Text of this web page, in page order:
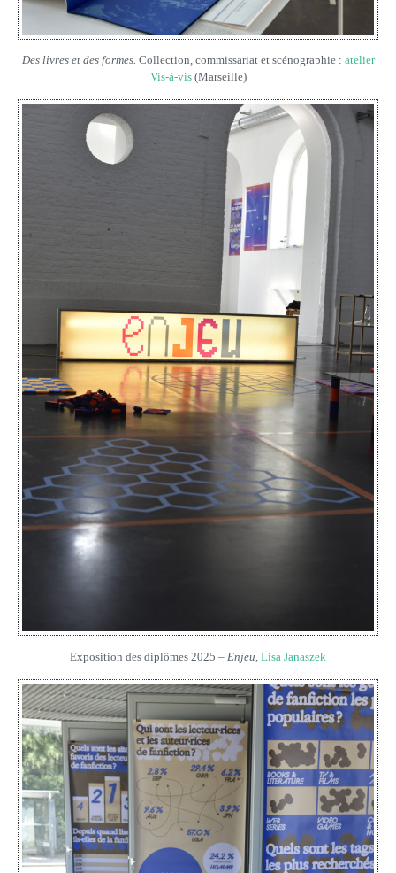
Des livres et des formes. Collection, commissariat et scénographie : atelier
Vis-à-vis(Marseille)
Exposition des diplômes 2025 – Enjeu, Lisa Janaszek